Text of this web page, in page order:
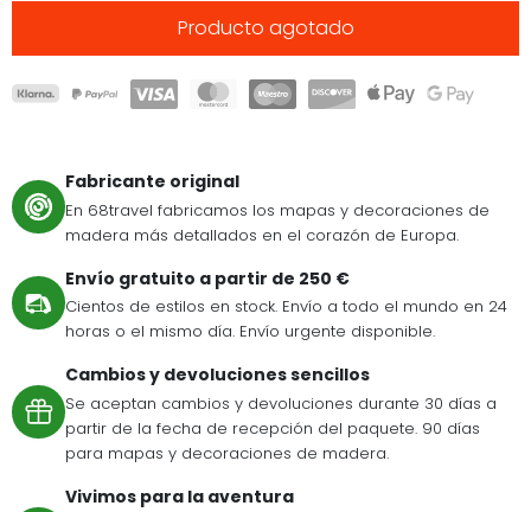
Producto agotado
Fabricante original
En 68travel fabricamos los mapas y decoraciones de
madera más detallados en el corazón de Europa.
Envío gratuito a partir de 250 €
Cientos de estilos en stock. Envío a todo el mundo en 24
horas o el mismo día. Envío urgente disponible.
Cambios y devoluciones sencillos
Se aceptan cambios y devoluciones durante 30 días a
partir de la fecha de recepción del paquete. 90 días
para mapas y decoraciones de madera.
Vivimos para la aventura